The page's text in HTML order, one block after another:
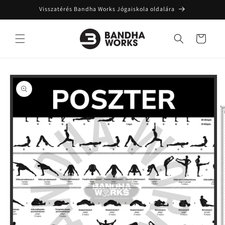
Visszatérés Bandha Works Jógaiskola oldalára
Kosár
Kihagyás, és
ugrás a
termékadatokra